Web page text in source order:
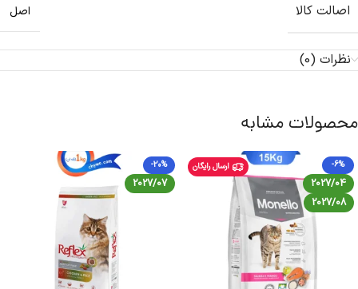
اصالت کالا اصل
نظرات (0)
محصولات مشابه
-6%
2027/04
2027/08
ارسال رایگان -20%
2027/07